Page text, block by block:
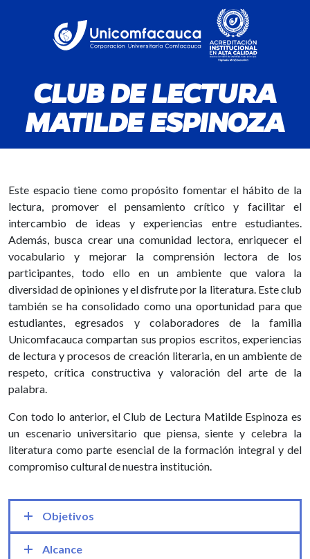
CLUB DE LECTURA
MATILDE ESPINOZA
Este espacio tiene como propósito fomentar el hábito de la
lectura, promover el pensamiento crítico y facilitar el
intercambio de ideas y experiencias entre estudiantes.
Además, busca crear una comunidad lectora, enriquecer el
vocabulario y mejorar la comprensión lectora de los
participantes, todo ello en un ambiente que valora la
diversidad de opiniones y el disfrute por la literatura. Este club
también se ha consolidado como una oportunidad para que
estudiantes, egresados y colaboradores de la familia
Unicomfacauca compartan sus propios escritos, experiencias
de lectura y procesos de creación literaria, en un ambiente de
respeto, crítica constructiva y valoración del arte de la
palabra.
Con todo lo anterior, el Club de Lectura Matilde Espinoza es
un escenario universitario que piensa, siente y celebra la
literatura como parte esencial de la formación integral y del
compromiso cultural de nuestra institución.
Objetivos
Alcance